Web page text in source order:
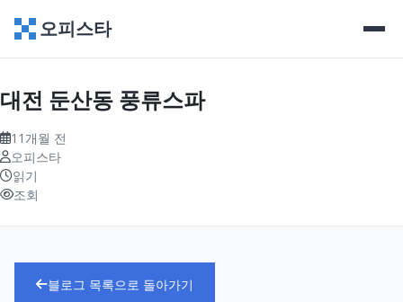
오피스타
대전 둔산동 풍류스파
11개월 전
오피스타
읽기
조회
블로그 목록으로 돌아가기